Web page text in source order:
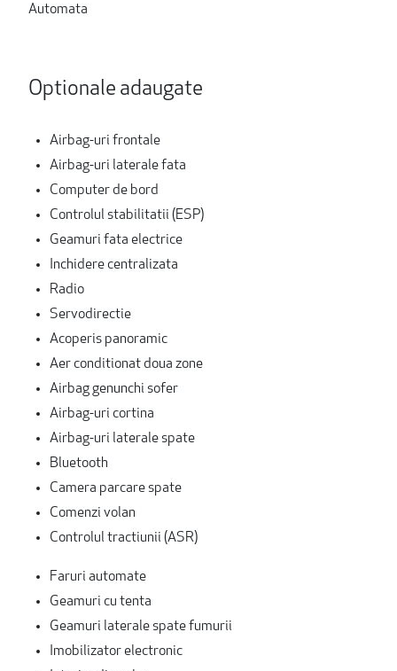
Automata
Optionale adaugate
Airbag-uri frontale
Airbag-uri laterale fata
Computer de bord
Controlul stabilitatii (ESP)
Geamuri fata electrice
Inchidere centralizata
Radio
Servodirectie
Acoperis panoramic
Aer conditionat doua zone
Airbag genunchi sofer
Airbag-uri cortina
Airbag-uri laterale spate
Bluetooth
Camera parcare spate
Comenzi volan
Controlul tractiunii (ASR)
Faruri automate
Geamuri cu tenta
Geamuri laterale spate fumurii
Imobilizator electronic